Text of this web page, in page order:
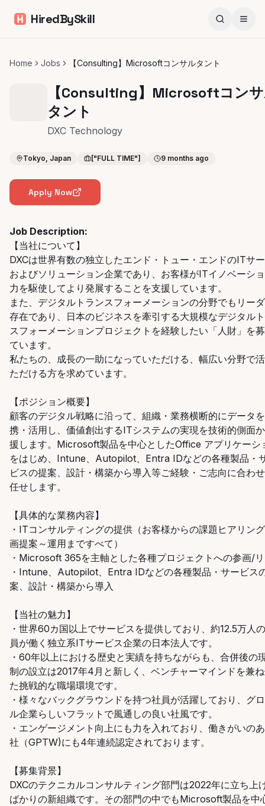
HiredBySkill
Home Jobs 【Consulting】Microsoftコンサルタント
【Consulting】Microsoftコン
タント
DXC Technology
Tokyo, Japan ["FULL TIME"] 9 months ago
Apply Now
Job Description:
【当社について】
DXCは世界有数の独立したエンド・トュー・エンドのITサ
およびソリューション企業であり、お客様がITイノベーシ
力を駆使してより発展することを支援しています。
また、デジタルトランスフォーメーションの分野でもリー
存在であり、日本のビジネスを牽引する大規模なデジタル
スフォーメーションプロジェクトを経験したい「人財」を
ています。
私たちの、成長の一助になっていただける、幅広い分野で
ただける方を求めています。
【ポジション概要】
顧客のデジタル戦略に沿って、組織・業務横断的にデータ
携・活用し、価値創出するITシステムの実現を技術的側面
援します。Microsoft製品を中心としたOffice アプリケーシ
をはじめ、Intune、Autopilot、Entra IDなどの各種製品・
ビスの提案、設計・構築から導入等ご経験・ご志向に合わ
任せします。
【具体的な業務内容】
・ITコンサルティングの提供（お客様からの課題ヒアリン
画提案～運用まですべて）
・Microsoft 365を主軸とした各種プロジェクトへの参画/
・Intune、Autopilot、Entra IDなどの各種製品・サービス
案、設計・構築から導入
【当社の魅力】
・世界60カ国以上でサービスを提供しており、約12.5万人
員が働く独立系ITサービス企業の日本法人です。
・60年以上における歴史と実績を持ちながらも、合併後の
制の設立は2017年4月と新しく、ベンチャーマインドを兼
た挑戦的な職場環境です。
・様々なバックグラウンドを持つ社員が活躍しており、グ
ル企業らしいフラットで風通しの良い社風です。
・エンゲージメント向上にも力を入れており、働きがいの
社（GPTW)にも4年連続認定されております。
【募集背景】
DXCのテクニカルコンサルティング部門は2022年に立ち上
ばかりの新組織です。その部門の中でもMicrosoft製品を中